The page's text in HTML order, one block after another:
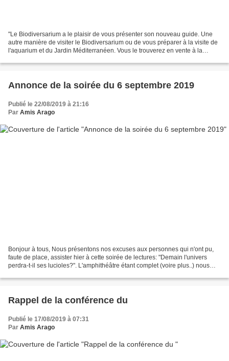
"Le Biodiversarium a le plaisir de vous présenter son nouveau guide. Une
autre manière de visiter le Biodiversarium ou de vous préparer à la visite de
l'aquarium et du Jardin Méditerranéen. Vous le trouverez en vente à la
Annonce de la soirée du 6 septembre 2019
Publié le 22/08/2019 à 21:16
Par Amis Arago
Bonjour à tous, Nous présentons nos excuses aux personnes qui n'ont pu,
faute de place, assister hier à cette soirée de lectures: "Demain l'univers
perdra-t-il ses lucioles?". L'amphithéâtre étant complet (voire plus..) nous
Rappel de la conférence du
Publié le 17/08/2019 à 07:31
Par Amis Arago